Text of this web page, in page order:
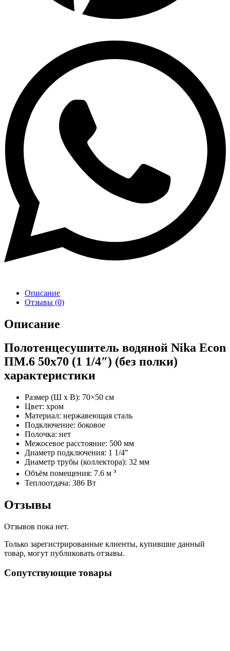
Описание
Отзывы (0)
Описание
Полотенцесушитель водяной Nika Econ
ПМ.6 50х70 (1 1/4″) (без полки)
характеристики
Размер (Ш х В): 70×50 см
Цвет: хром
Материал: нержавеющая сталь
Подключение: боковое
Полочка: нет
Межосевое расстояние: 500 мм
Диаметр подключения: 1 1/4″
Диаметр трубы (коллектора): 32 мм
Объём помещения: 7.6 м з
Теплоотдача: 386 Вт
Отзывы
Отзывов пока нет.
Только зарегистрированные клиенты, купившие данный
товар, могут публиковать отзывы.
Сопутствующие товары